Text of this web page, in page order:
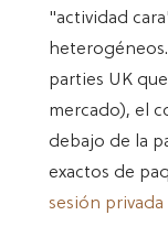
"actividad
parties UK
mercado), el
debajo de la
exactos de
sesión